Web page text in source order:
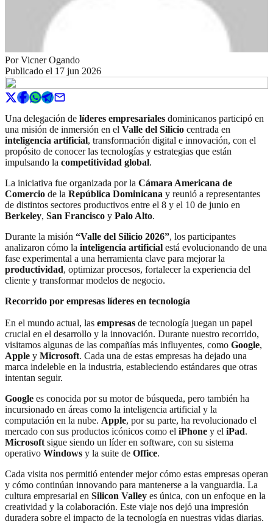
PorVicner Ogando
Publicado el 17 jun 2026
Una delegación de líderes empresariales dominicanos participó en
una misión de inmersión en el Valle del Silicio centrada en
inteligencia artificial, transformación digital e innovación, con el
propósito de conocer las tecnologías y estrategias que están
impulsando la competitividad global.
La iniciativa fue organizada por la Cámara Americana de
Comercio de la República Dominicana y reunió a representantes
de distintos sectores productivos entre el 8 y el 10 de junio en
Berkeley, San Francisco y Palo Alto.
Durante la misión “Valle del Silicio 2026”, los participantes
analizaron cómo la inteligencia artificial está evolucionando de una
fase experimental a una herramienta clave para mejorar la
productividad, optimizar procesos, fortalecer la experiencia del
cliente y transformar modelos de negocio.
Recorrido por empresas líderes en tecnología
En el mundo actual, las empresas de tecnología juegan un papel
crucial en el desarrollo y la innovación. Durante nuestro recorrido,
visitamos algunas de las compañías más influyentes, como Google,
Apple y Microsoft. Cada una de estas empresas ha dejado una
marca indeleble en la industria, estableciendo estándares que otras
intentan seguir.
Google es conocida por su motor de búsqueda, pero también ha
incursionado en áreas como la inteligencia artificial y la
computación en la nube. Apple, por su parte, ha revolucionado el
mercado con sus productos icónicos como el iPhone y el iPad.
Microsoft sigue siendo un líder en software, con su sistema
operativo Windows y la suite de Office.
Cada visita nos permitió entender mejor cómo estas empresas operan
y cómo continúan innovando para mantenerse a la vanguardia. La
cultura empresarial en Silicon Valley es única, con un enfoque en la
creatividad y la colaboración. Este viaje nos dejó una impresión
duradera sobre el impacto de la tecnología en nuestras vidas diarias.